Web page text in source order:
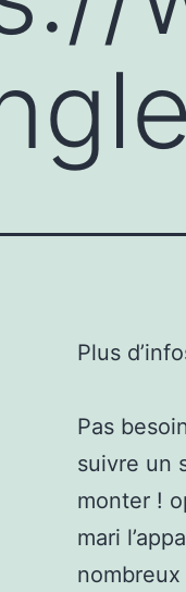
Plus
Pas
suivre un
monter !
mari